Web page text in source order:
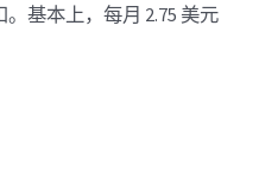
基本上，每月 2.75 美元